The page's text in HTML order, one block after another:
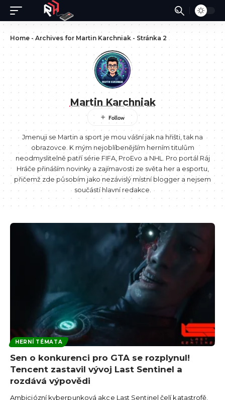
Home -Archives for Martin Karchniak- Stránka 2
Martin Karchniak
Jmenuji se Martin a sport je mou vášní jak na hřišti, tak na
obrazovce. K mým nejoblíbenějším herním titulům
neodmyslitelně patří série FIFA, ProEvo a NHL. Pro portál Ráj
Hráče přináším novinky a zajímavosti ze světa her a esportu,
přičemž zde působím jako nezávislý místní blogger a nejsem
součástí hlavní redakce.
HERNÍ TÉMATA
Sen o konkurenci pro GTA se rozplynul!
Tencent zastavil vývoj Last Sentinel a
rozdává výpovědi
Ambiciózní kyberpunková akce Last Sentinel čelí katastrofě.